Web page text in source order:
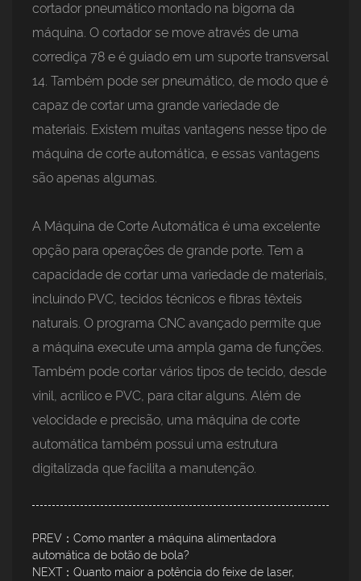
cortador pneumático montado na bigorna da
máquina. O cortador se move através de uma
corrediça 78 e é guiado em um suporte transversal
14. Também pode ser pneumático, de modo que é
capaz de cortar uma grande variedade de
materiais. Existem muitas vantagens nesse tipo de
máquina de corte automática, e essas vantagens
são apenas algumas.
A Máquina de Corte Automática é uma excelente
opção para operações de grande porte. Tem a
capacidade de cortar uma variedade de materiais,
incluindo PVC, tecidos técnicos e fibras têxteis
naturais. O programa CNC avançado permite que
a máquina execute uma ampla gama de funções.
Também pode cortar vários tipos de tecido, desde
vinil, acrílico e PVC, para citar alguns. Além de
velocidade e precisão, uma máquina de corte
automática também possui uma estrutura
digitalizada que facilita a manutenção.
PREV：Como manter a máquina alimentadora
automática de botão de bola?
NEXT：Quanto maior a potência do feixe de laser,